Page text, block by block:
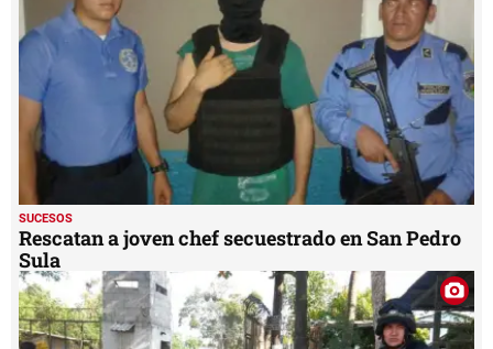
SUCESOS
Rescatan a joven chef secuestrado en San Pedro
Sula